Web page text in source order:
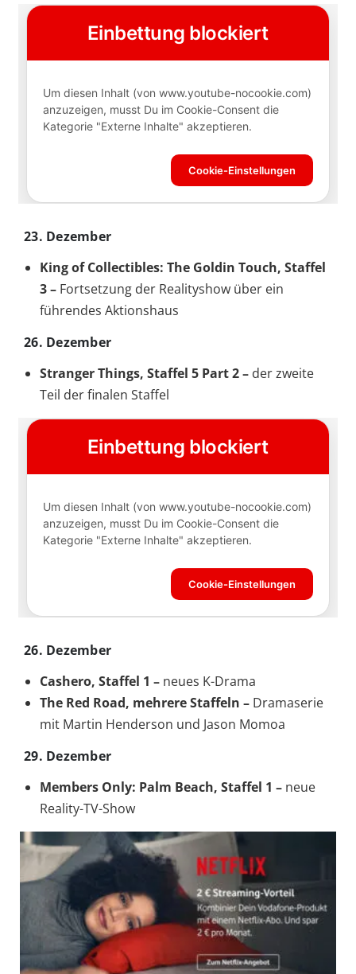
23. Dezember
King of Collectibles: The Goldin Touch, Staffel
3 – Fortsetzung der Realityshow über ein
führendes Aktionshaus
26. Dezember
Stranger Things, Staffel 5 Part 2 – der zweite
Teil der finalen Staffel
26. Dezember
Cashero, Staffel 1 – neues K-Drama
The Red Road, mehrere Staffeln – Dramaserie
mit Martin Henderson und Jason Momoa
29. Dezember
Members Only: Palm Beach, Staffel 1 – neue
Reality-TV-Show